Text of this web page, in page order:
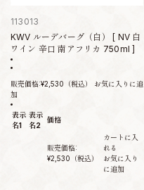
113013
KWV ルーデバーグ（白） [ NV 白
ワイン 辛口 南アフリカ 750ml ]
販売価格:¥2,530 （税込）
お気に入りに追
加
表示
名1
表示
名2
価格
販売価格:
¥2,530 （税込）
カートに入
れる
お気に入り
に追加